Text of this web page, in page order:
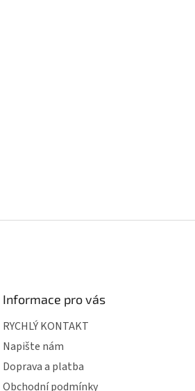
Informace pro vás
RYCHLÝ KONTAKT
Napište nám
Doprava a platba
Obchodní podmínky